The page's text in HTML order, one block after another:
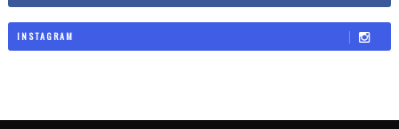
INSTAGRAM